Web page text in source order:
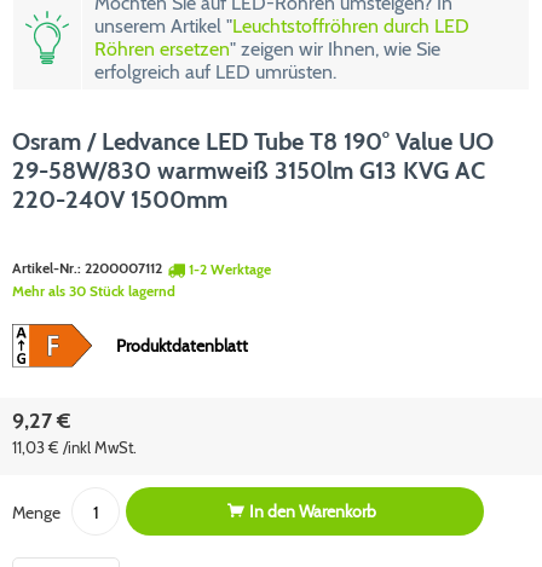
unserem Artikel "Leuchtstoffröhren durch LED
Röhren ersetzen" zeigen wir Ihnen, wie Sie
erfolgreich auf LED umrüsten.
Osram / Ledvance LED Tube T8 190° Value UO
29-58W/830 warmweiß 3150lm G13 KVG AC
220-240V 1500mm
Artikel-Nr.: 2200007112
1-2 Werktage
Mehr als 30 Stück lagernd
Produktdatenblatt
9,27 €
11,03 € /inkl MwSt.
Menge In denWarenkorb